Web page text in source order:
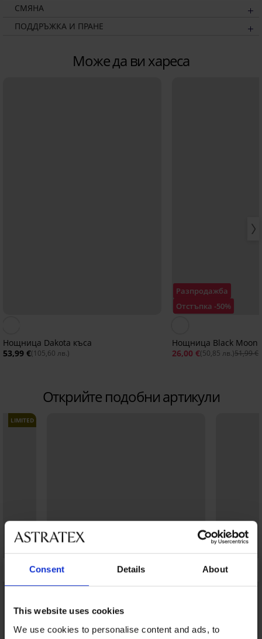
Consent Details About
This website uses cookies
We use cookies to personalise content and ads, to
СМЯНА
ПОДДРЪЖКА И ПРАНЕ
Може да ви хареса
Нощница Dakota къса
53,99 €(105,60 лв.)
Разпродажба
Отстъпка -50%
Нощница Black Moon
26,00 €(50,85 лв.)51,99 €
Открийте подобни артикули
LIMITED